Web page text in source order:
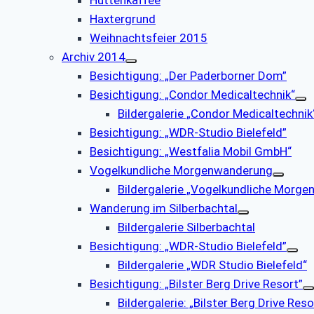
Haxtergrund
Weihnachtsfeier 2015
Archiv 2014
Besichtigung: „Der Paderborner Dom”
Besichtigung: „Condor Medicaltechnik“
Bildergalerie „Condor
Besichtigung: „WDR-Studio Bielefeld”
Besichtigung: „Westfalia Mobil GmbH“
Vogelkundliche Morgenwanderung
Bildergalerie „Vogelkundliche
Wanderung im Silberbachtal
Bildergalerie Silberbachtal
Besichtigung: „WDR-Studio Bielefeld”
Bildergalerie „WDR Studio Bielefeld“
Besichtigung: „Bilster Berg Drive Resort”
Bildergalerie: „Bilster Berg Drive